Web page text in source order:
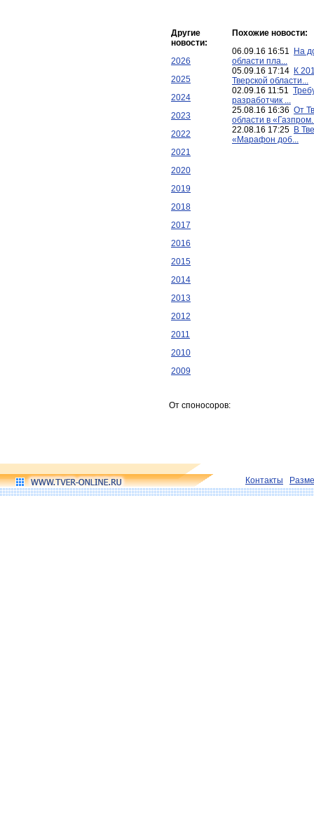
Другие
новости:
2026
2025
2024
2023
2022
2021
2020
2019
2018
2017
2016
2015
2014
2013
2012
2011
2010
2009
Похожие новости:
06.09.16 16:51
На
области пла...
05.09.16 17:14 К
Тверской области...
02.09.16 11:51
разработчик ...
25.08.16 16:36 От
области в
22.08.16 17:25 В
«Марафон доб...
От споносоров:
Контакты